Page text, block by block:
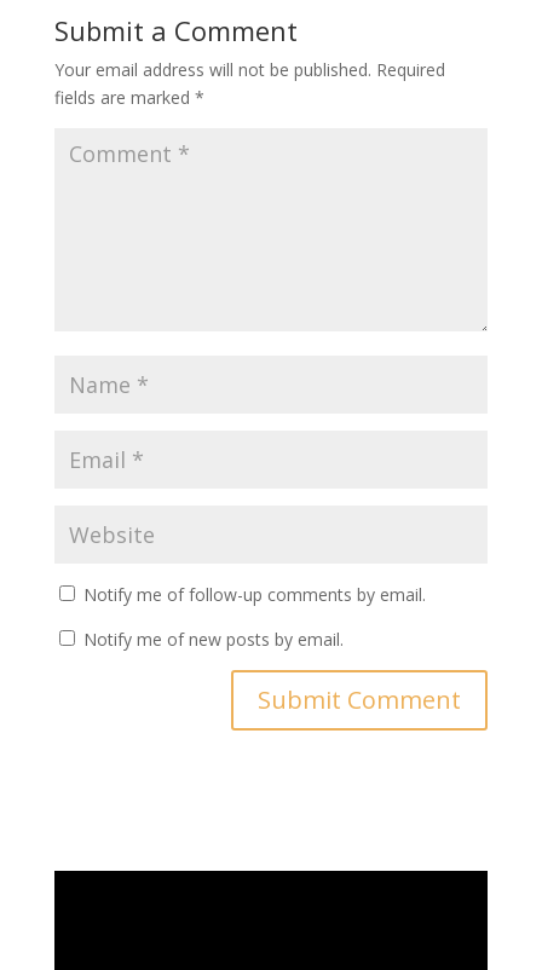
Submit a Comment
Your email address will not be published. Required
fields are marked *
Notify me of follow-up comments by email.
Notify me of new posts by email.